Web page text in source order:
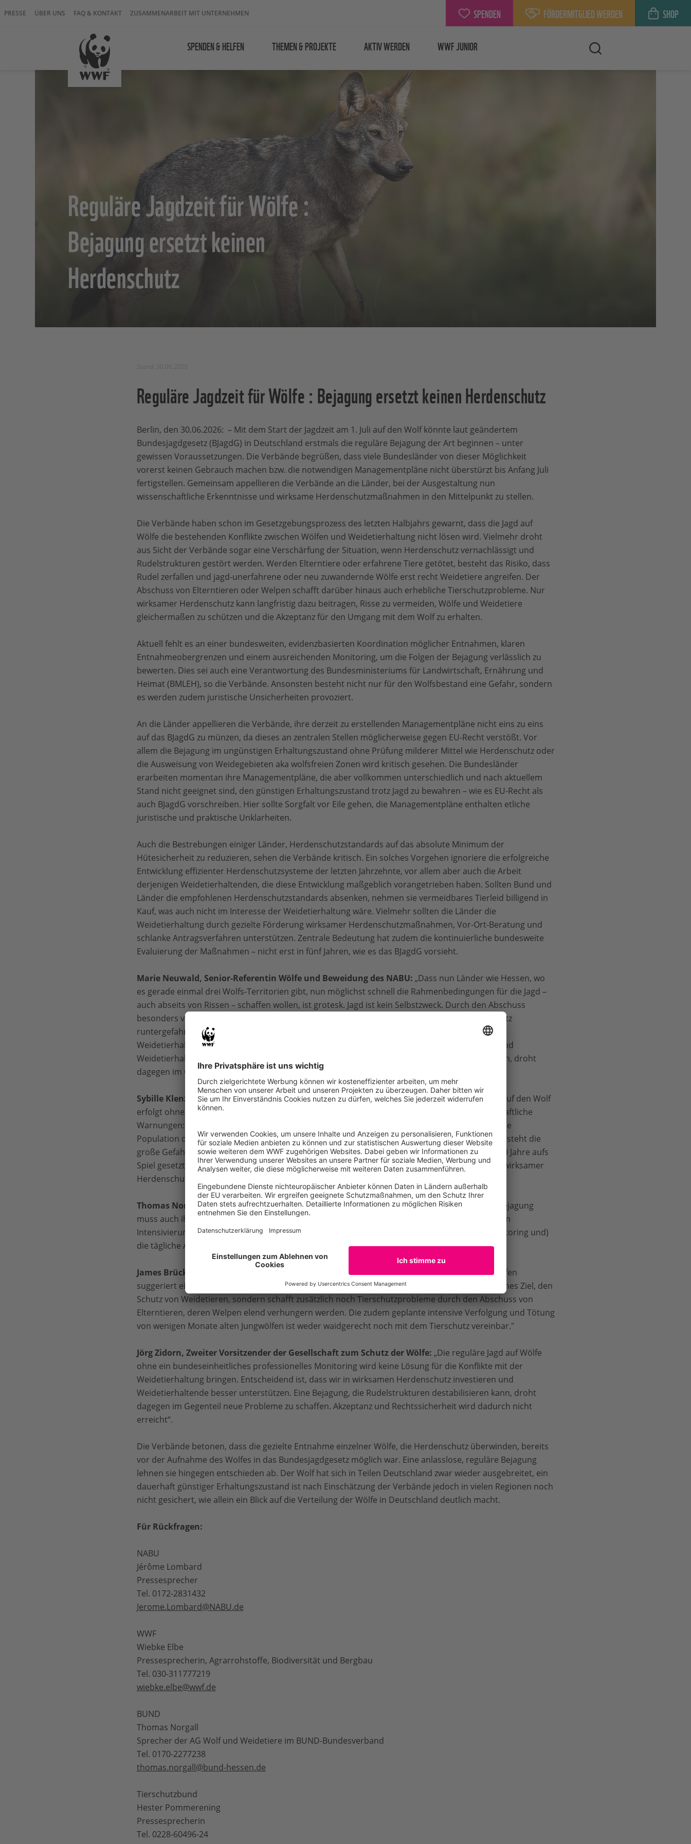
PRESSE ÜBER UNS FAQ & KONTAKT ZUSAMMENARBEIT MIT UNTERNEHMEN SPENDEN FÖRDERMITGLIED WERDEN SHOP
SPENDEN & HELFEN THEMEN & PROJEKTE AKTIV WERDEN WWF JUNIOR
Reguläre Jagdzeit für Wölfe :
Bejagung ersetzt keinen
Herdenschutz
Reguläre Jagdzeit für Wölfe : Bejagung ersetzt keinen Herdenschutz
Berlin, den 30.06.2026: – Mit dem Start der Jagdzeit am 1. Juli auf den Wolf könnte laut geändertem
Bundesjagdgesetz (BJagdG) in Deutschland erstmals die reguläre Bejagung der Art beginnen – unter
gewissen Voraussetzungen. Die Verbände begrüßen, dass viele Bundesländer von dieser Möglichkeit
vorerst keinen Gebrauch machen bzw. die notwendigen Managementpläne nicht überstürzt bis Anfang Juli
fertigstellen. Gemeinsam appellieren die Verbände an die Länder, bei der Ausgestaltung nun
wissenschaftliche Erkenntnisse und wirksame Herdenschutzmaßnahmen in den Mittelpunkt zu stellen.
Die Verbände haben schon im Gesetzgebungsprozess des letzten Halbjahrs gewarnt, dass die Jagd auf
Wölfe die bestehenden Konflikte zwischen Wölfen und Weidetierhaltung nicht lösen wird. Vielmehr droht
aus Sicht der Verbände sogar eine Verschärfung der Situation, wenn Herdenschutz vernachlässigt und
Rudelstrukturen gestört werden. Werden Elterntiere oder erfahrene Tiere getötet, besteht das Risiko, dass
Rudel zerfallen und jagd-unerfahrene oder neu zuwandernde Wölfe erst recht Weidetiere angreifen. Der
Abschuss von Elterntieren oder Welpen schafft darüber hinaus auch erhebliche Tierschutzprobleme. Nur
wirksamer Herdenschutz kann langfristig dazu beitragen, Risse zu vermeiden, Wölfe und Weidetiere
gleichermaßen zu schützen und die Akzeptanz für den Umgang mit dem Wolf zu erhalten.
Aktuell fehlt es an einer bundesweiten, evidenzbasierten Koordination möglicher Entnahmen, klaren
Entnahmeobergrenzen und einem ausreichenden Monitoring, um die Folgen der Bejagung verlässlich zu
bewerten. Dies sei auch eine Verantwortung des Bundesministeriums für Landwirtschaft, Ernährung und
Heimat (BMLEH), so die Verbände. Ansonsten besteht nicht nur für den Wolfsbestand eine Gefahr, sondern
es werden zudem juristische Unsicherheiten provoziert.
An die Länder appellieren die Verbände, ihre derzeit zu erstellenden Managementpläne nicht eins zu eins
auf das BJagdG zu münzen, da dieses an zentralen Stellen möglicherweise gegen EU-Recht verstößt. Vor
allem die Bejagung im ungünstigen Erhaltungszustand ohne Prüfung milderer Mittel wie Herdenschutz oder
die Ausweisung von Weidegebieten aka wolfsfreien Zonen wird kritisch gesehen. Die Bundesländer
erarbeiten momentan ihre Managementpläne, die aber vollkommen unterschiedlich und nach aktuellem
Stand nicht geeignet sind, den günstigen Erhaltungszustand trotz Jagd zu bewahren – wie es EU-Recht als
auch BJagdG vorschreiben. Hier sollte Sorgfalt vor Eile gehen, die Managementpläne enthalten etliche
juristische und praktische Unklarheiten.
Auch die Bestrebungen einiger Länder, Herdenschutzstandards auf das absolute Minimum der
Hütesicherheit zu reduzieren, sehen die Verbände kritisch. Ein solches Vorgehen ignoriere die erfolgreiche
Entwicklung effizienter Herdenschutzsysteme der letzten Jahrzehnte, vor allem aber auch die Arbeit
derjenigen Weidetierhaltenden, die diese Entwicklung maßgeblich vorangetrieben haben. Sollten Bund und
Länder die empfohlenen Herdenschutzstandards absenken, nehmen sie vermeidbares Tierleid billigend in
Kauf, was auch nicht im Interesse der Weidetierhaltung wäre. Vielmehr sollten die Länder die
Weidetierhaltung durch gezielte Förderung wirksamer Herdenschutzmaßnahmen, Vor-Ort-Beratung und
schlanke Antragsverfahren unterstützen. Zentrale Bedeutung hat zudem die kontinuierliche bundesweite
Evaluierung der Maßnahmen – nicht erst in fünf Jahren, wie es das BJagdG vorsieht.
Marie Neuwald, Senior-Referentin Wölfe und Beweidung des NABU: „Dass nun Länder wie Hessen, wo
es gerade einmal drei Wolfs-Territorien gibt, nun möglichst schnell die Rahmenbedingungen für die Jagd –
auch abseits von Rissen – schaffen wollen, ist grotesk. Jagd ist kein Selbstzweck. Durch den Abschuss
besonders von Wolfswelpen wird kein Weidetier sicherer sein, vor allem, wenn der Herdenschutz
runtergefahren wird. Die reguläre Jagd auf Wölfe wird keine Lösung für die Konflikte mit der
Weidetierhaltung bringen. Entscheidend ist, dass wir in wirksamen Herdenschutz investieren und
Weidetierhaltende besser unterstützen. Eine Bejagung, die Rudelstrukturen destabilisieren kann, droht
dagegen im Gegenteil neue Probleme zu schaffen“.
Sybille Klenzendorf, Senior Wildlife Conservation Expert beim WWF:„Der Start der Jagdzeit auf den Wolf
erfolgt ohne transparente Bewertung seines Erhaltungszustands und ignoriert klare wissenschaftliche
Warnungen: Schon bei über 20 % jährlicher Mortalität von adulten Tieren steigt das Risiko für die
Population deutlich, bei etwa 30 % droht ein rapider Rückgang. Ohne nationale Koordination besteht die
große Gefahr, dass zu viele Tiere entnommen werden und die Naturschutzerfolge der letzten 20 Jahre aufs
Spiel gesetzt werden – ohne den Weidetierhaltern wirklich zu helfen, denn entscheidend bleibt wirksamer
Herdenschutz.“
Thomas Norgall, Sprecher der AG Wolf und Weidetiere des BUND: „Mit der Einführung der Bejagung
muss auch ihre Auswirkungen auf den Wolfsbestand ermittelt werde. Doch statt der notwenigen
Intensivierung des Monitorings wird in den meisten Bundesländern gerade (über weniger Monitoring und)
die tägliche Arbeit durch Änderungen in der Behördenzuständigkeit gelähmt.“
James Brückner, Teamleitung Wildtiere, Deutscher Tierschutzbund:„Der Abschuss von Wölfen
suggeriert eine vermeintlich einfache Lösung. Doch die Bejagung verfehlt nicht nur ihr eigentliches Ziel, den
Schutz von Weidetieren, sondern schafft zusätzlich noch Tierschutzprobleme durch den Abschuss von
Elterntieren, deren Welpen elend verhungern werden. Die zudem geplante intensive Verfolgung und Tötung
von wenigen Monate alten Jungwölfen ist weder waidgerecht noch mit dem Tierschutz vereinbar."
Jörg Zidorn, Zweiter Vorsitzender der Gesellschaft zum Schutz der Wölfe: „Die reguläre Jagd auf Wölfe
ohne ein bundeseinheitliches professionelles Monitoring wird keine Lösung für die Konflikte mit der
Weidetierhaltung bringen. Entscheidend ist, dass wir in wirksamen Herdenschutz investieren und
Weidetierhaltende besser unterstützen. Eine Bejagung, die Rudelstrukturen destabilisieren kann, droht
dagegen im Gegenteil neue Probleme zu schaffen. Akzeptanz und Rechtssicherheit wird dadurch nicht
erreicht“.
Die Verbände betonen, dass die gezielte Entnahme einzelner Wölfe, die Herdenschutz überwinden, bereits
vor der Aufnahme des Wolfes in das Bundesjagdgesetz möglich war. Eine anlasslose, reguläre Bejagung
lehnen sie hingegen entschieden ab. Der Wolf hat sich in Teilen Deutschland zwar wieder ausgebreitet, ein
dauerhaft günstiger Erhaltungszustand ist nach Einschätzung der Verbände jedoch in vielen Regionen noch
nicht gesichert, wie allein ein Blick auf die Verteilung der Wölfe in Deutschland deutlich macht.
Für Rückfragen:
NABU
Jérôme Lombard
Pressesprecher
Tel. 0172-2831432
Jerome.Lombard@NABU.de
WWF
Wiebke Elbe
Pressesprecherin, Agrarrohstoffe, Biodiversität und Bergbau
Tel. 030-311777219
wiebke.elbe@wwf.de
BUND
Thomas Norgall
Sprecher der AG Wolf und Weidetiere im BUND-Bundesverband
Tel. 0170-2277238
thomas.norgall@bund-hessen.de
Tierschutzbund
Hester Pommerening
Pressesprecherin
Tel. 0228-60496-24